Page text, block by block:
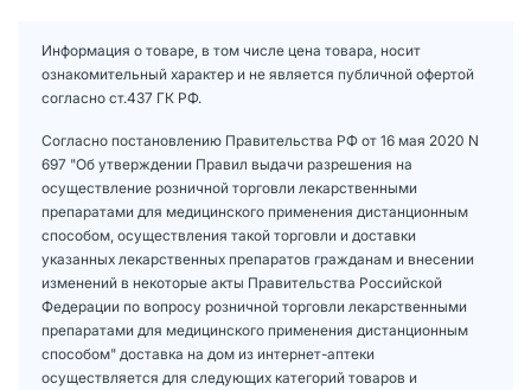
Информация о товаре, в том числе цена товара, носит
ознакомительный характер и не является публичной офертой
согласно ст.437 ГК РФ.
Согласно постановлению Правительства РФ от 16 мая 2020 N
697 "Об утверждении Правил выдачи разрешения на
осуществление розничной торговли лекарственными
препаратами для медицинского применения дистанционным
способом, осуществления такой торговли и доставки
указанных лекарственных препаратов гражданам и внесении
изменений в некоторые акты Правительства Российской
Федерации по вопросу розничной торговли лекарственными
препаратами для медицинского применения дистанционным
способом" доставка на дом из интернет-аптеки
осуществляется для следующих категорий товаров и